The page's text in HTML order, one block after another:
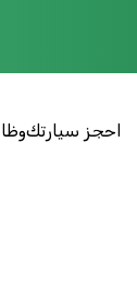
احجز سيارتك